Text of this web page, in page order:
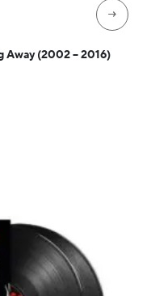
→
Away (2002 – 2016)